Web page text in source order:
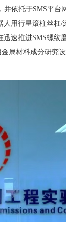
并依托于SMS平台
人用行星滚柱丝杠/
迅速推进SMS螺纹
属材料成分研究